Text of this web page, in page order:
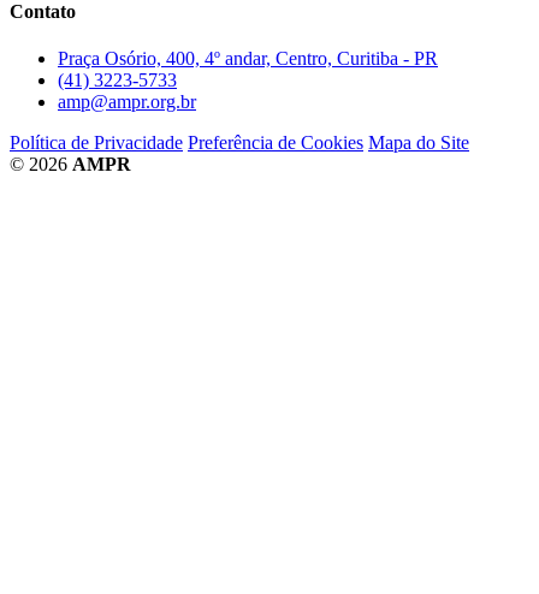
Contato
Praça Osório, 400, 4º andar, Centro, Curitiba - PR
(41) 3223-5733
amp@ampr.org.br
Política de Privacidade Preferência de Cookies Mapa do Site
© 2026 AMPR